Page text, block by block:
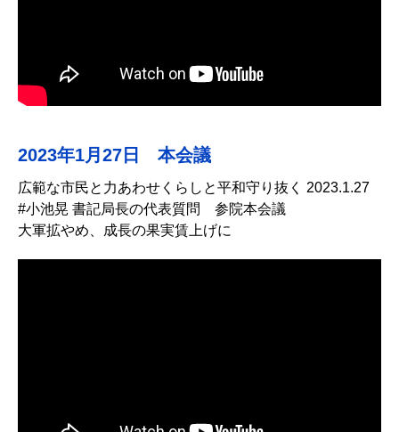
2023年1月27日 本会議
広範な市民と力あわせくらしと平和守り抜く 2023.1.27
#小池晃 書記局長の代表質問 参院本会議
大軍拡やめ、成長の果実賃上げに